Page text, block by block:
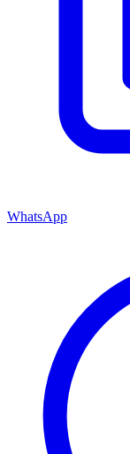
WhatsApp